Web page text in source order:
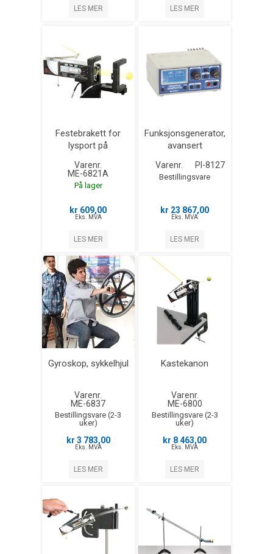
LES MER LES MER
Festebrakett for
lysport på
Varenr.
ME-6821A
På lager
kr 609,00
Eks. MVA
LES MER
Funksjonsgenerator,
avansert
Varenr. PI-8127
Bestillingsvare
kr 23 867,00
Eks. MVA
LES MER
Gyroskop, sykkelhjul
Varenr.
ME-6837
Bestillingsvare (2-3
uker)
kr 3 783,00
Eks. MVA
LES MER
Kastekanon
Varenr.
ME-6800
Bestillingsvare (2-3
uker)
kr 8 463,00
Eks. MVA
LES MER